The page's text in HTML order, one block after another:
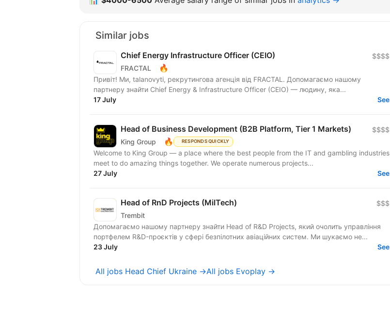
Similar jobs
Chief Energy Infrastructure Officer (CEIO)
FRACTAL 🔥
$$$$
Привіт! Ми, talanovyti, рекрутингова агенція від FRACTAL. Допомагаємо нашому
партнеру знайти Chief Energy & Infrastructure Officer (CEIO) — людину, яка...
17 July
See
Head of Business Development (B2B Platform, Tier 1 Markets)
King Group 🔥 RESPONDS QUICKLY
$$$$
Welcome to King Group — a place where the best people from the IT and gambling industries
meet to do amazing things together. We operate numerous projects...
27 July
See
Head of RnD Projects (MilTech)
Trembit
$$$
Допомагаємо нашому партнеру знайти Head of R&D Projects, який очолить управління
портфелем R&D-проєктів у сфері безпілотних авіаційних систем. Ми шукаємо не...
23 July
See
All jobs Head Chief Ukraine →All jobs Evoplay →